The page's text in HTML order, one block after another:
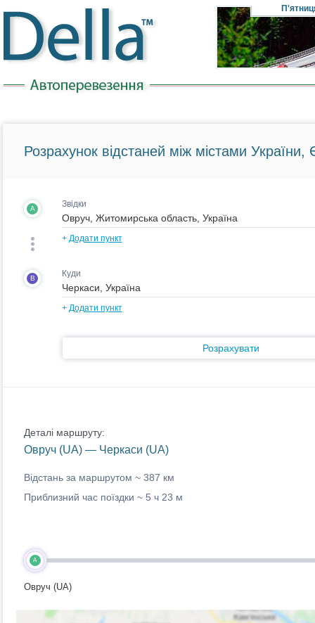
Розрахунок відстаней між містами України,
A Звідки
+ Додати пункт
B Куди
+ Додати пункт
Розрахувати
Деталі маршруту:
Овруч (UA) — Черкаси (UA)
Відстань за маршрутом ~ 387 км
Приблизний час поїздки ~ 5 ч 23 м
A
Овруч (UA)